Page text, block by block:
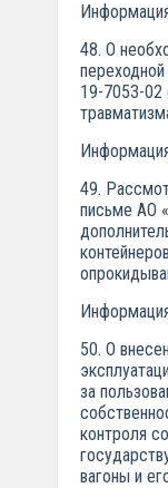
48. О
19-7053-02
49.
письме АО
50. О
за
контроля
вагоны и